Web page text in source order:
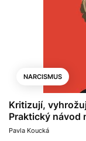
NARCISMUS
Kritizují,
Praktický návod
Pavla Koucká